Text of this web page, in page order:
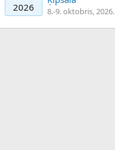
2026
8.-9. oktobris, 2026.